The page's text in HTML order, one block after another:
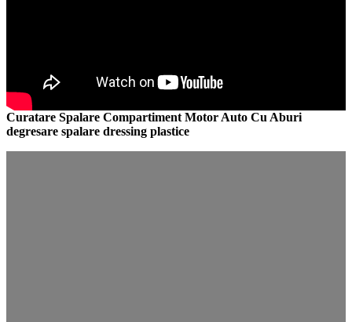
Curatare Spalare Compartiment Motor Auto Cu Aburi
degresare spalare dressing plastice